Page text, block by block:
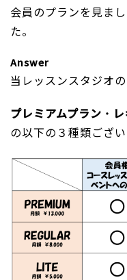
会員のプランを見ま
た。
Answer
当レッスンスタジオ
プレミアムプラン ・
の以下の３種類ござい